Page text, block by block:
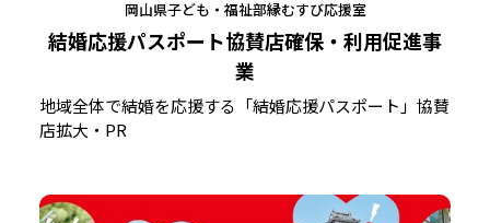
結婚応援パスポート協賛店確保・利用促進事
業
岡山県子ども・福祉部縁むすび応援室
地域全体で結婚を応援する「結婚応援パスポート」協賛
店拡大・PR